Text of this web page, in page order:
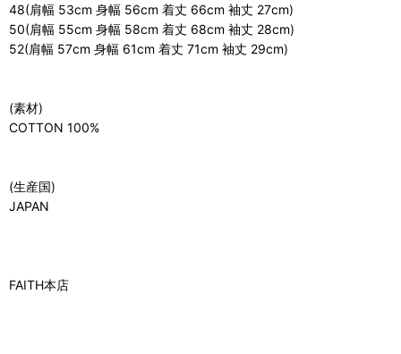
48(肩幅 53cm 身幅 56cm 着丈 66cm 袖丈 27cm)
50(肩幅 55cm 身幅 58cm 着丈 68cm 袖丈 28cm)
52(肩幅 57cm 身幅 61cm 着丈 71cm 袖丈 29cm)
(素材)
COTTON 100%
(生産国)
JAPAN
FAITH本店